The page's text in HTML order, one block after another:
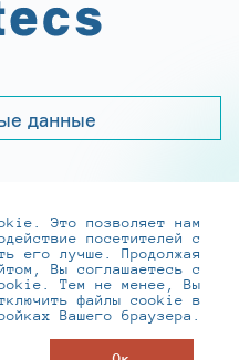
данные
8-800-250-0-260
,hr@infotecs.ru
ул., 2Б строение 1
Это позволяет нам
посетителей с
его лучше. Продолжая
Вы соглашаетесь с
Тем не менее, Вы
файлы cookie в
Вашего браузера.